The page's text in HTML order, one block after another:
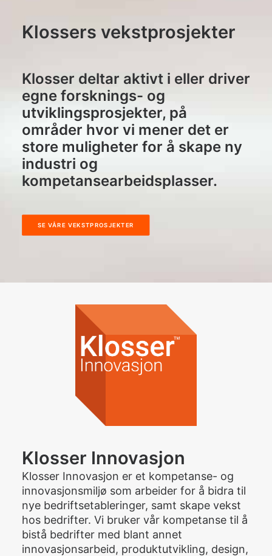
Klossers vekstprosjekter
Klosser deltar aktivt i eller driver
egne forsknings- og
utviklingsprosjekter, på
områder hvor vi mener det er
store muligheter for å skape ny
industri og
kompetansearbeidsplasser.
SE VÅRE VEKSTPROSJEKTER
Klosser Innovasjon
Klosser Innovasjon er et kompetanse- og
innovasjonsmiljø som arbeider for å bidra til
nye bedriftsetableringer, samt skape vekst
hos bedrifter. Vi bruker vår kompetanse til å
bistå bedrifter med blant annet
innovasjonsarbeid, produktutvikling, design,